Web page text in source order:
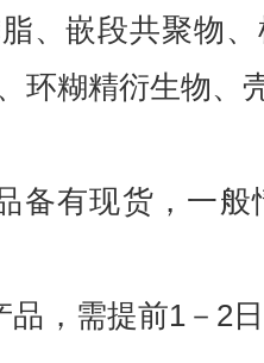
、嵌段共聚物
环糊精衍生物、
备有现货，一
品，需提前1 － 2